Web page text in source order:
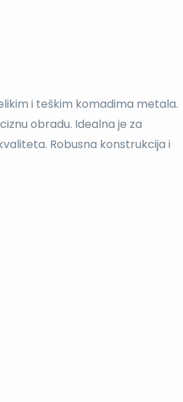
i teškim komadima metala.
obradu. Idealna je za
Robusna konstrukcija i